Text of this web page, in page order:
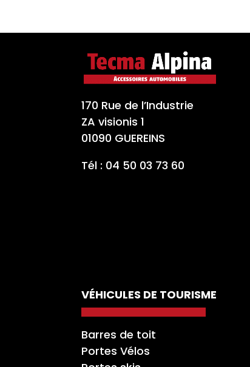
170 Rue de l’Industrie
ZA visionis 1
01090 GUEREINS
Tél : 04 50 03 73 60
VÉHICULES DE TOURISME
Barres de toit
Portes Vélos